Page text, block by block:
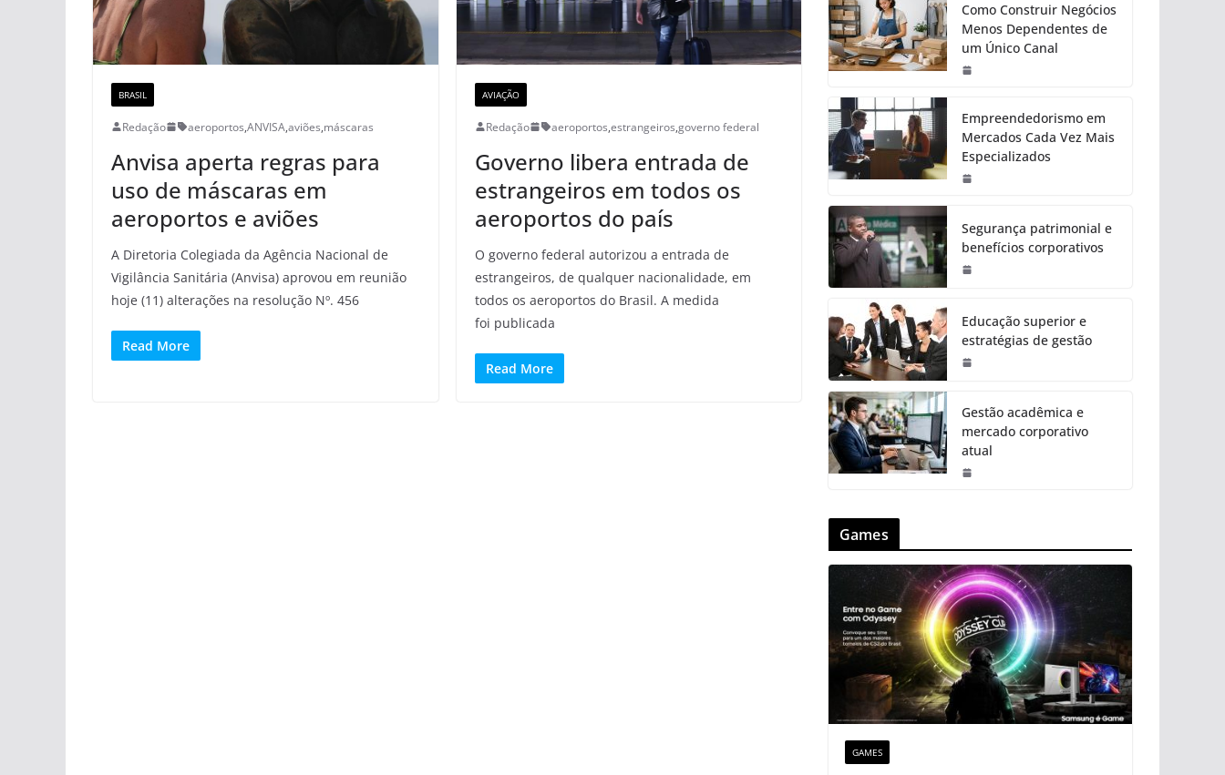
BRASIL
Redação aeroportos,ANVISA,aviões,máscaras
Anvisa aperta regras para
uso de máscaras em
aeroportos e aviões
A Diretoria Colegiada da Agência Nacional de
Vigilância Sanitária (Anvisa) aprovou em reunião
hoje (11) alterações na resolução Nº. 456
Read More
AVIAÇÃO
Redação aeroportos,estrangeiros,governo federal
Governo libera entrada de
estrangeiros em todos os
aeroportos do país
O governo federal autorizou a entrada de
estrangeiros, de qualquer nacionalidade, em
todos os aeroportos do Brasil. A medida
foi publicada
Read More
Como Construir Negócios
Menos Dependentes de
um Único Canal
Empreendedorismo em
Mercados Cada Vez Mais
Especializados
Segurança patrimonial e
benefícios corporativos
Educação superior e
estratégias de gestão
Gestão acadêmica e
mercado corporativo
atual
Games
GAMES